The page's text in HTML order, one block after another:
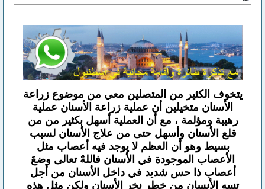
يتخوف الكثير من المتصلين معي من موضوع زراعة
الأسنان متخيلين أن عملية زراعة الأسنان عملية
رهيبة ومؤلمة ، مع أن العملية أسهل بكثير من من
قلع الأسنان وأسهل حتى من علاج الأسنان لسبب
بسيط وهو أن العظم لا يوجد فيه أعصاب مثل
الأعصاب الموجودة في الأسنان فاللهٌ تعالى وضعَ
أعصاب ذا حس شديد في داخل الأسنان من أجل
تنبيه الأنسان من خطر نخر الأسنان ولكن مثل هذه